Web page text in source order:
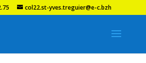
col22.st-yves.treguier@e-c.bzh